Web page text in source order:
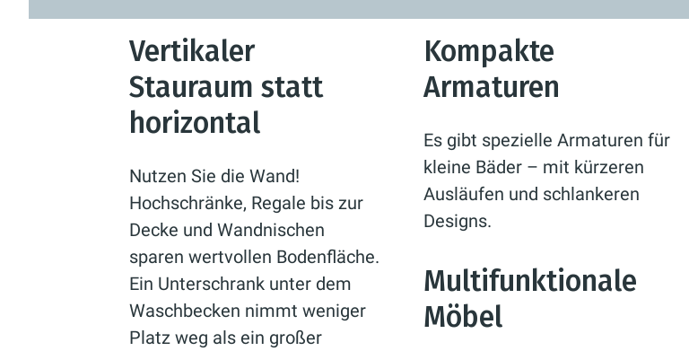
Vertikaler
Stauraum statt
horizontal
Nutzen Sie die Wand!
Hochschränke, Regale bis zur
Decke und Wandnischen
sparen wertvollen Bodenfläche.
Ein Unterschrank unter dem
Waschbecken nimmt weniger
Platz weg als ein großer
Kompakte
Armaturen
Es gibt spezielle Armaturen für
kleine Bäder – mit kürzeren
Ausläufen und schlankeren
Designs.
Multifunktionale
Möbel